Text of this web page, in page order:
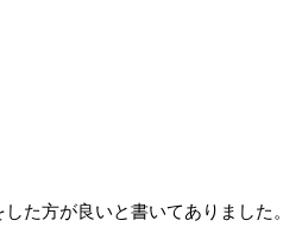
た方が良いと書いてありました。